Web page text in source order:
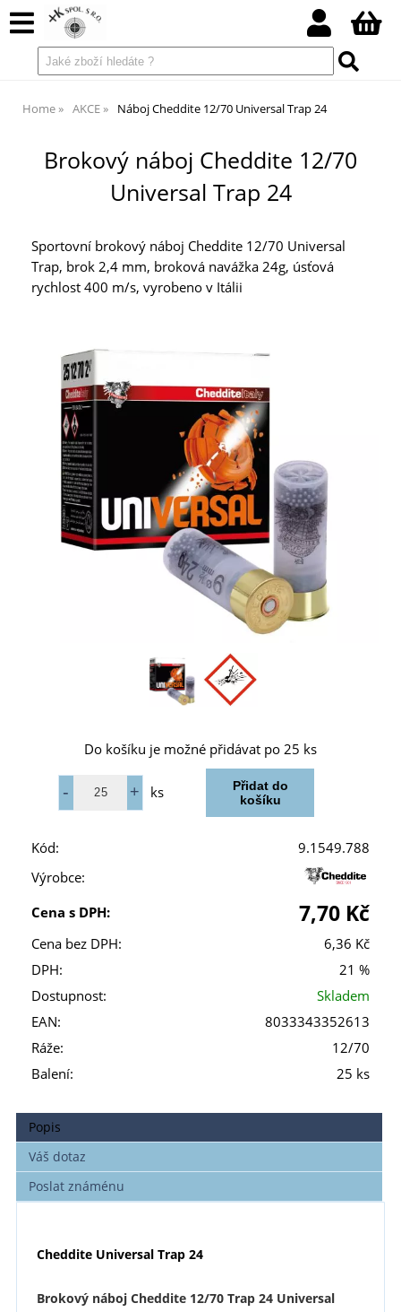
Home AKCE Náboj Cheddite 12/70 Universal Trap 24
Brokový náboj Cheddite 12/70
Universal Trap 24
Sportovní brokový náboj Cheddite 12/70 Universal
Trap, brok 2,4 mm, broková navážka 24g, úsťová
rychlost 400 m/s, vyrobeno v Itálii
Do košíku je možné přidávat po 25 ks
ks
Kód:
9.1549.788
Výrobce:
Cena s DPH:
7,70 Kč
Cena bez DPH:
6,36 Kč
DPH:
21 %
Dostupnost:
Skladem
EAN:
8033343352613
Ráže:
12/70
Balení:
25 ks
Popis
Váš dotaz
Poslat známénu
Cheddite Universal Trap 24
Brokový náboj Cheddite 12/70 Trap 24 Universal